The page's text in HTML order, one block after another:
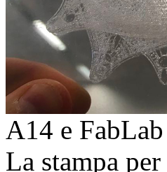
A14 e
La stampa